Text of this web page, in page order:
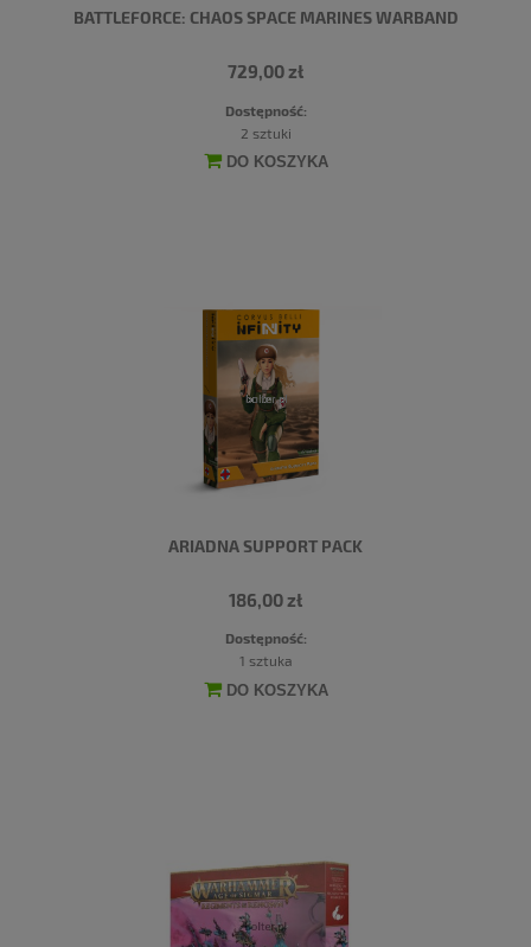
BATTLEFORCE: CHAOS SPACE MARINES WARBAND
729,00 zł
Dostępność:
2 sztuki
DO KOSZYKA
ARIADNA SUPPORT PACK
186,00 zł
Dostępność:
1 sztuka
DO KOSZYKA